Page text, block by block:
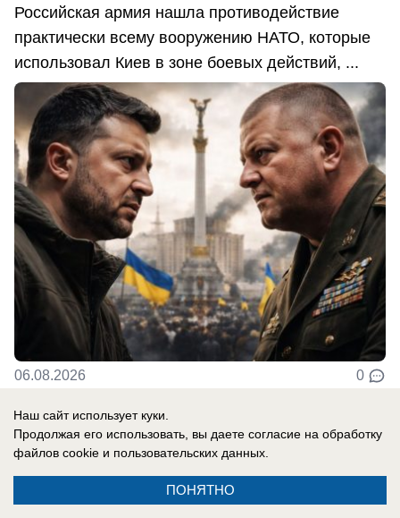
Российская армия нашла противодействие
практически всему вооружению НАТО, которые
использовал Киев в зоне боевых действий, ...
06.08.2026 0
В России
«Нам мешали жить проблемы»: друг
Усольцевых получил загадочное
сообщение от пропавшей семьи
Наш сайт использует куки.
Продолжая его использовать, вы даете согласие на обработку
файлов cookie и пользовательских данных.
ПОНЯТНО